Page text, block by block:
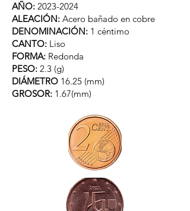
AÑO: 2023-2024
ALEACIÓN: Acero bañado en cobre
DENOMINACIÓN: 1 céntimo
CANTO: Liso
FORMA: Redonda
PESO: 2.3 (g)
DIÁMETRO 16.25 (mm)
GROSOR: 1.67(mm)